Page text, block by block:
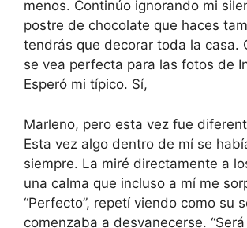
menos. Continúo ignorando mi
postre de chocolate que haces
tendrás que decorar toda la casa.
se vea perfecta para las fotos de
Esperó mi típico. Sí,
Marleno, pero esta vez fue
Esta vez algo dentro de mí se
siempre. La miré directamente a
una calma que incluso a mí me
“Perfecto”, repetí viendo como su
comenzaba a desvanecerse.